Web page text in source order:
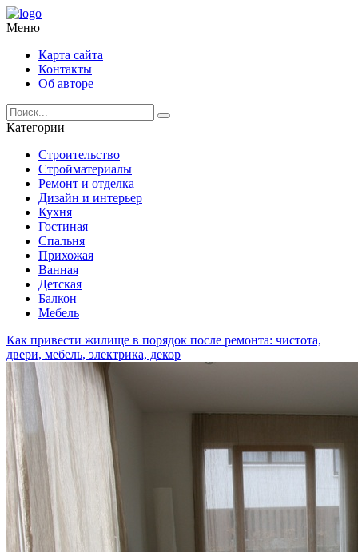
Меню
Карта сайта
Контакты
Об авторе
Категории
Строительство
Стройматериалы
Ремонт и отделка
Дизайн и интерьер
Кухня
Гостиная
Спальня
Прихожая
Ванная
Детская
Балкон
Мебель
Как привести жилище в порядок после ремонта: чистота,
двери, мебель, электрика, декор